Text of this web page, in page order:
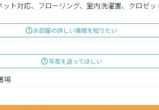
ト対応、フローリング、室内洗濯置、クロゼ
お部屋の詳しい情報を知りたい
写真を送ってほしい
場